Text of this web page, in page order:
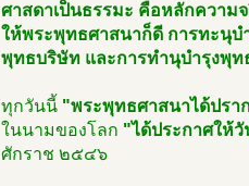
ศาสดาเป็นธรรมะ คือหลักความ
ให้พระพุทธศาสนาก็ดี การทะนุบ
พุทธบริษัท และการทำนุบำรุงพุท
ทุกวันนี้ "พระพุทธศาสนาได้ปร
ในนามของโลก "ได้ประกาศให้
ศักราช ๒๕๔๖